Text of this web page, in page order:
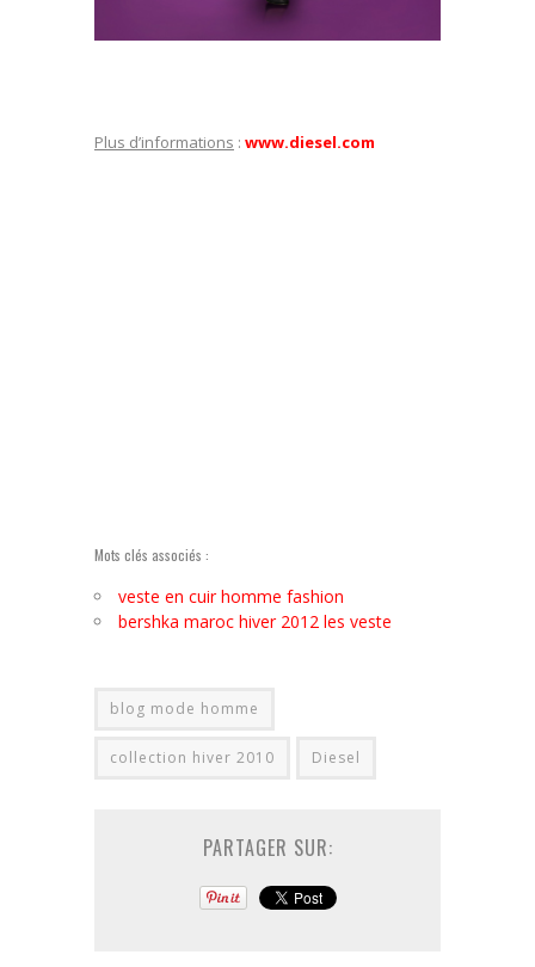
Plus d’informations : www.diesel.com
Mots clés associés :
veste en cuir homme fashion
bershka maroc hiver 2012 les veste
blog mode homme
collection hiver 2010 Diesel
PARTAGER SUR: